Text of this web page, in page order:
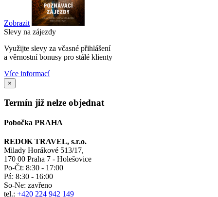
Zobrazit
Slevy na zájezdy
Využijte slevy za včasné přihlášení
a věrnostní bonusy pro stálé klienty
Více informací
×
Termín již nelze objednat
Pobočka PRAHA
REDOK TRAVEL, s.r.o.
Milady Horákové 513/17,
170 00 Praha 7 - Holešovice
Po-Čt: 8:30 - 17:00
Pá: 8:30 - 16:00
So-Ne: zavřeno
tel.: +420 224 942 149